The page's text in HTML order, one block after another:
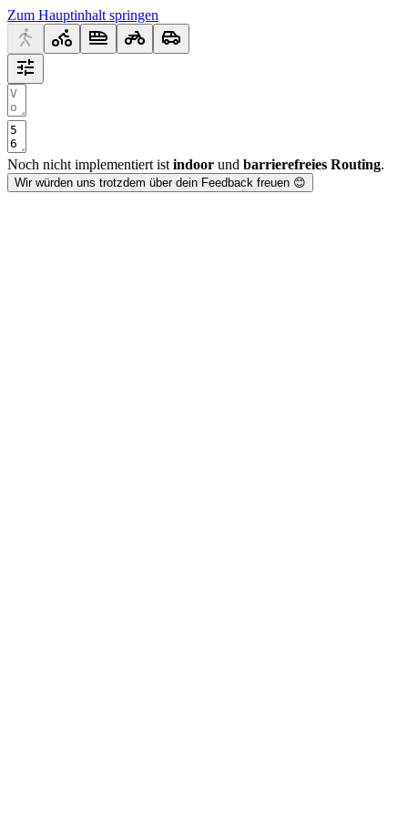
Zum Hauptinhalt springen
Noch nicht implementiert ist indoor und barrierefreies Routing.
Wir würden uns trotzdem über dein Feedback freuen 😊